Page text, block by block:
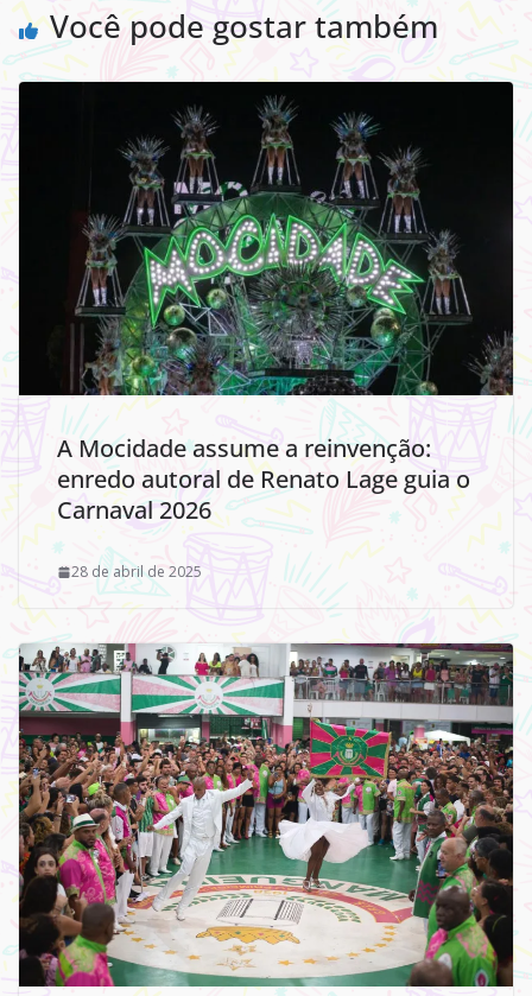
Você pode gostar também
A Mocidade assume a reinvenção:
enredo autoral de Renato Lage guia o
Carnaval 2026
28 de abril de 2025